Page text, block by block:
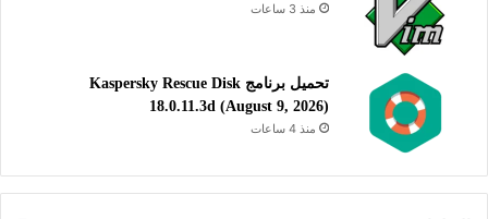
منذ 3 ساعات
تحميل برنامج Kaspersky Rescue Disk
18.0.11.3d (August 9, 2026)
منذ 4 ساعات